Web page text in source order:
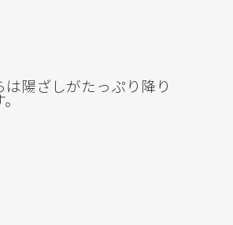
は陽ざしがたっぷり降り